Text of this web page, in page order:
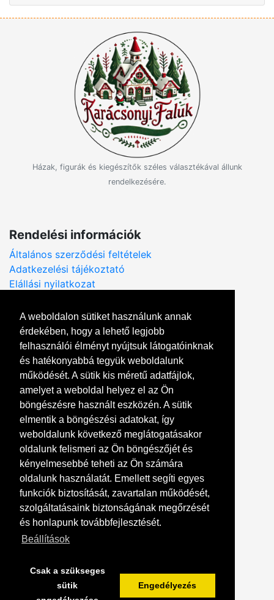
A weboldalon sütiket használunk annak
érdekében, hogy a lehető legjobb
felhasználói élményt nyújtsuk látogatóinknak
és hatékonyabbá tegyük weboldalunk
működését. A sütik kis méretű adatfájlok,
amelyet a weboldal helyez el az Ön
böngészésre használt eszközén. A sütik
elmentik a böngészési adatokat, így
weboldalunk következő meglátogatásakor
oldalunk felismeri az Ön böngészőjét és
kényelmesebbé teheti az Ön számára
oldalunk használatát. Emellett segíti egyes
funkciók biztosítását, zavartalan működését,
szolgáltatásaink biztonságának megőrzését
és honlapunk továbbfejlesztését.
Beállítások
Csak a szükseges
sütik
Engedélyezés
Házak, figurák és kiegészítők széles választékával állunk
rendelkezésére.
Rendelési információk
Általános szerződési feltételek
Adatkezelési tájékoztató
Elállási nyilatkozat
Kapcsolat
Írjon emailt:
karacsonyifaluk.hugmail.com
Nyitvatartás: Előre egyeztetett időpontban
Postacím: 8360 Keszthely Hévízi út 48
Telefonszám: +36204553021
Megnyitás Google Maps-ben
© karacsonyifaluk.hu 2026